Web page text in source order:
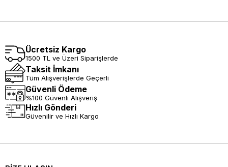
Ücretsiz Kargo
1500 TL ve Üzeri Siparişlerde
Taksit İmkanı
Tüm Alışverişlerde Geçerli
Güvenli Ödeme
%100 Güvenli Alışveriş
Hızlı Gönderi
Güvenilir ve Hızlı Kargo